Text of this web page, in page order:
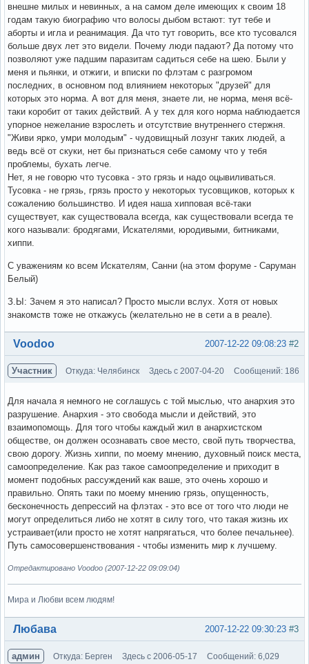
внешне милых и невинных, а на самом деле имеющих к своим 18
годам такую биографию что волосы дыбом встают: тут тебе и
аборты и игла и реанимация. Да что тут говорить, все кто тусовался
больше двух лет это видели. Почему люди падают? Да потому что
позволяют уже падшим паразитам садиться себе на шею. Были у
меня и пьянки, и отжиги, и вписки по флэтам с разгромом
последних, в основном под влиянием некоторых "друзей" для
которых это норма. А вот для меня, знаете ли, не норма, меня всё-
таки коробит от таких действий. А у тех для кого норма наблюдается
упорное нежелание взрослеть и отсутствие внутреннего стержня.
"Живи ярко, умри молодым" - чудовищный лозунг таких людей, а
ведь всё от скуки, нет бы признаться себе самому что у тебя
проблемы, бухать легче.
Нет, я не говорю что тусовка - это грязь и надо оцывиливаться.
Тусовка - не грязь, грязь просто у некоторых тусовщиков, которых к
сожалению большинство. И идея наша хипповая всё-таки
существует, как существовала всегда, как существовали всегда те
кого называли: бродягами, Искателями, юродивыми, битниками,
хиппи.
С уважениям ко всем Искателям, Санни (на этом форуме - Саруман
Белый)
З.Ы: Зачем я это написал? Просто мысли вслух. Хотя от новых
знакомств тоже не откажусь (желательно не в сети а в реале).
Вне форума #2
2007-12-22 09:08:23
Voodoo
Участник Откуда: Челябинск Здесь с 2007-04-20 Сообщений: 186
Для начала я немного не соглашусь с той мыслью, что анархия это
разрушение. Анархия - это свобода мысли и действий, это
взаимопомощь. Для того чтобы каждый жил в анархистском
обществе, он должен осознавать свое место, свой путь творчества,
свою дорогу. Жизнь хиппи, по моему мнению, духовный поиск места,
самоопределение. Как раз такое самоопределение и приходит в
момент подобных рассуждений как ваше, это очень хорошо и
правильно. Опять таки по моему мнению грязь, опущенность,
бесконечность депрессий на флэтах - это все от того что люди не
могут определиться либо не хотят в силу того, что такая жизнь их
устраивает(или просто не хотят напрягаться, что более печальнее).
Путь самосовершенствования - чтобы изменить мир к лучшему.
Отредактировано Voodoo (2007-12-22 09:09:04)
Мира и Любви всем людям!
Вне форума #3
2007-12-22 09:30:23
Любава
админ Откуда: Берген Здесь с 2006-05-17
Сообщений: 6,029